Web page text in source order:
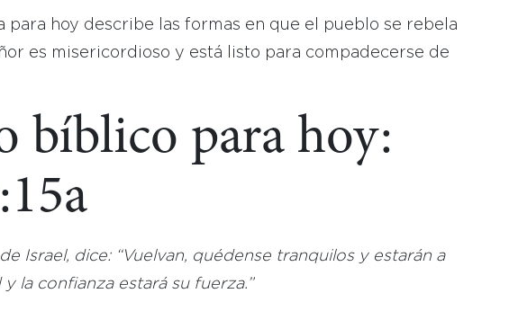
para hoy describe las formas en que el pueblo se rebela
es misericordioso y está listo para compadecerse de
bíblico para hoy:
Israel, dice: “Vuelvan, quédense tranquilos y estarán a
la confianza estará su fuerza.”